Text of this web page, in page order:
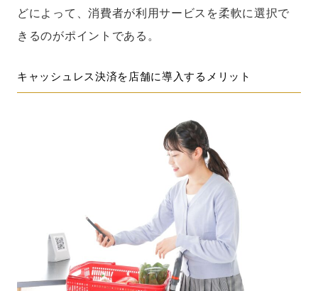
どによって、消費者が利用サービスを柔軟に選択で
きるのがポイントである。
キャッシュレス決済を店舗に導入するメリット